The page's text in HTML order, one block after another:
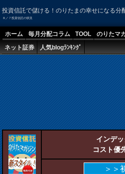
投資信託で儲ける！のりたまの幸せになる分
８／７投資信託の状況
ホーム 毎月分配コラム TOOL のりたマ
ネット証券
人気blogﾗﾝｷﾝｸﾞ
インデ
コスト優
＞＞